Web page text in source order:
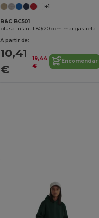
+1
B&C BC501
blusa infantil 80/20 com mangas retas 280 PST
A partir de:
10,41
€
19,44
€
Encomendar